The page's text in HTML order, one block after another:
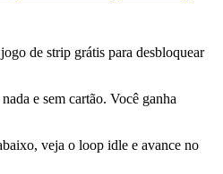
de strip grátis para desbloquear
e sem cartão. Você ganha
veja o loop idle e avance no